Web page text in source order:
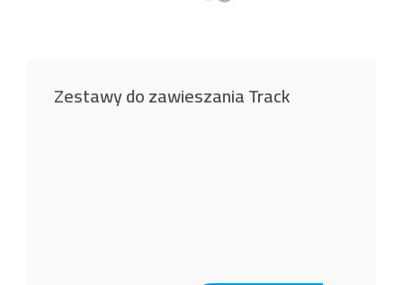
Zestawy do zawieszania Track